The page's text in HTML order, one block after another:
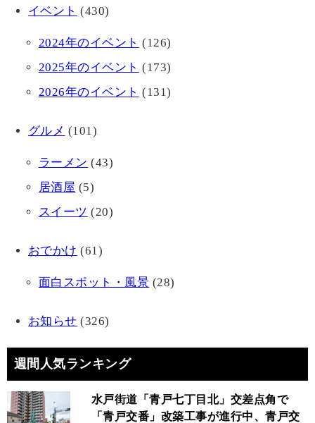
イベント (430)
2024年のイベント (126)
2025年のイベント (173)
2026年のイベント (131)
グルメ (101)
ラーメン (43)
居酒屋 (5)
スイーツ (20)
おでかけ (61)
面白スポット・風景 (28)
お知らせ (326)
週間人気ランキング
水戸街道「青戸七丁目北」交差点角で
「青戸交番」改築工事が進行中、青戸交